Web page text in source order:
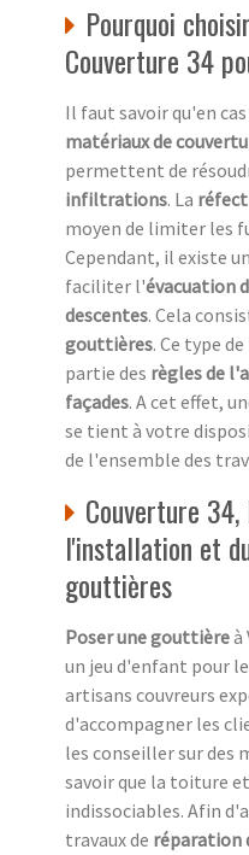
Pourquoi
Couverture 34
Il faut savoir qu'en
matériaux de
permettent de
infiltrations. La
moyen de limiter les
Cependant, il existe
faciliter l'évacuation
descentes. Cela
gouttières. Ce type de
partie des règles de
façades. A cet effet,
se tient à votre
de l'ensemble des
Couverture 34,
l'installation et
gouttières
Poser une gouttièreà
un jeu d'enfant pour
artisans couvreurs
d'accompagner les
les conseiller sur des
savoir que la toiture
indissociables. Afin
travaux de réparation